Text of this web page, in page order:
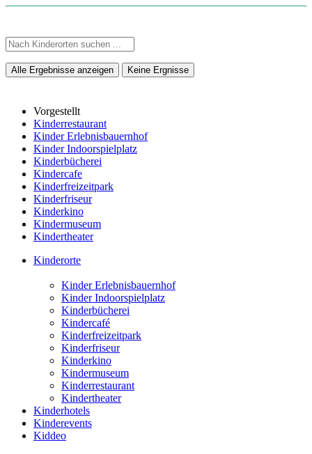
Alle Ergebnisse anzeigen Keine Ergnisse
Vorgestellt
Kinderrestaurant
Kinder Erlebnisbauernhof
Kinder Indoorspielplatz
Kinderbücherei
Kindercafe
Kinderfreizeitpark
Kinderfriseur
Kinderkino
Kindermuseum
Kindertheater
Kinderorte
Kinder Erlebnisbauernhof
Kinder Indoorspielplatz
Kinderbücherei
Kindercafé
Kinderfreizeitpark
Kinderfriseur
Kinderkino
Kindermuseum
Kinderrestaurant
Kindertheater
Kinderhotels
Kinderevents
Kiddeo